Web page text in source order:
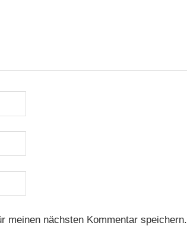
meinen nächsten Kommentar speichern.